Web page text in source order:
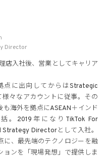
Director
店入社後、営業としてキャリア
点に出向してからはStrategic
々なアカウントに従事。その
海外を拠点にASEAN＋インド
。2019年になりTikTok For
Strategy Directorとして入社。
に、最先端のテクノロジーを融
ョンを「現場発想」で提供しま